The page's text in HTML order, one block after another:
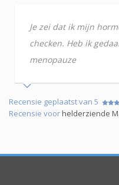
Je zei dat ik mijn
checken. Heb ik
menopauze
Recensie geplaatst van 5
Recensie voorhelderziende